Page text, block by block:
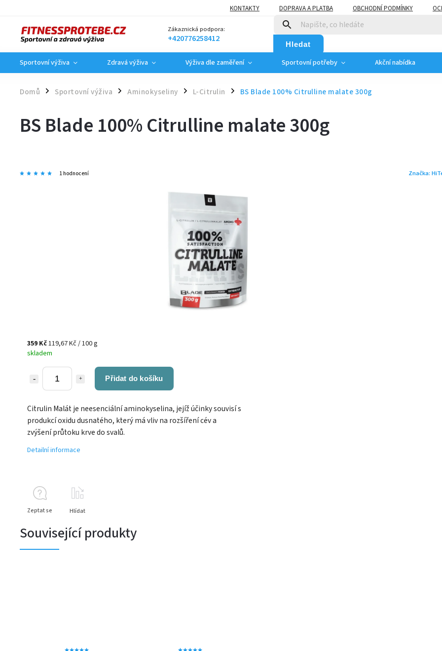
KONTAKTY DOPRAVA A PLATBA OBCHODNÍ PODMÍNKY
Zákaznická podpora:
+420776258412 Hledat
Sportovní výživa Zdravá výživa Výživa dle zaměření Sportovní potřeby Akční nabídka
Domů / Sportovní výživa / Aminokyseliny / L-Citrulin / BS Blade 100% Citrulline malate 300g
BS Blade 100% Citrulline malate 300g
1 hodnocení Značka:
359 Kč119,67 Kč / 100 g
skladem
Přidat do košíku
Citrulin Malát je neesenciální aminokyselina, jejíž účinky souvisí s
produkcí oxidu dusnatého, který má vliv na rozšíření cév a
zvýšení průtoku krve do svalů.
Detailní informace
Zeptat se Hlídat
Související produkty